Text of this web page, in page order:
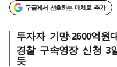
구글에서 선호하는 매체로 추가
투자자 기망·2600억
경찰 구속영장 신청 3
듯